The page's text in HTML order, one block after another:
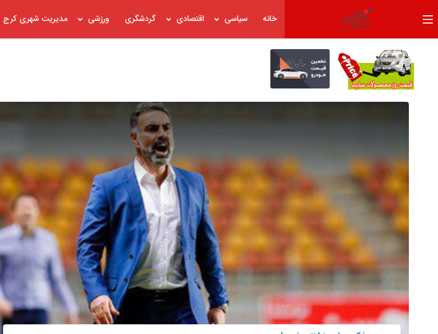
خانه سیاسی اقتصادی گردشگری ورزشی مدیریت شهری کرج